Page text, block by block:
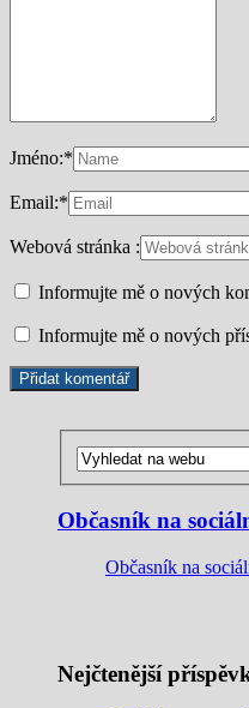
Jméno:*
Email:*
Webová stránka :
Informujte mě o nových
Informujte mě o nových
Občasník na
Občasník na
Nejčtenější